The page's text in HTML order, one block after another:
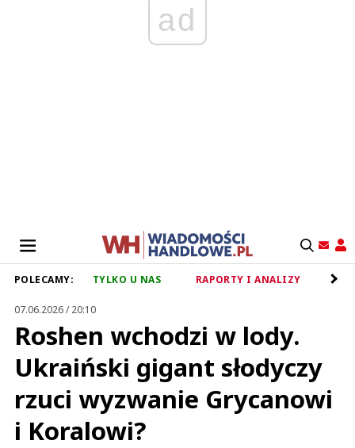
ad
POLECAMY: TYLKO U NAS RAPORTY I ANALIZY
07.06.2026 / 20:10
Roshen wchodzi w lody.
Ukraiński gigant słodyczy
rzuci wyzwanie Grycanowi
i Koralowi?